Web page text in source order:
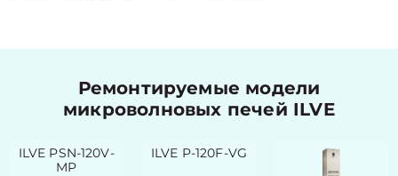
Ремонтируемые модели
микроволновых печей ILVE
ILVE PSN-120V-
MP
ILVE P-120F-VG